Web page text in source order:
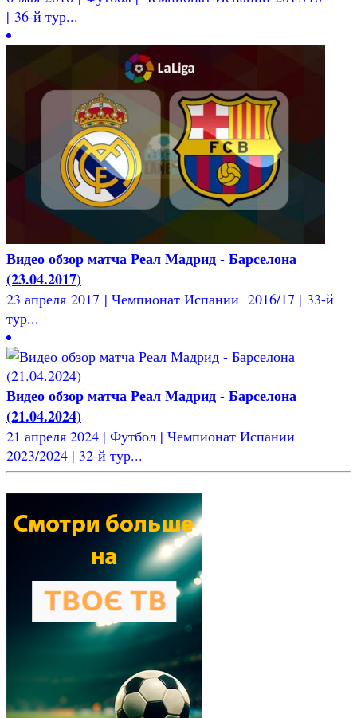
| 36-й тур...
Видео обзор матча Реал Мадрид - Барселона
(23.04.2017)
23 апреля 2017 | Чемпионат Испании 2016/17 | 33-й
тур...
Видео обзор матча Реал Мадрид - Барселона
(21.04.2024)
21 апреля 2024 | Футбол | Чемпионат Испании
2023/2024 | 32-й тур...